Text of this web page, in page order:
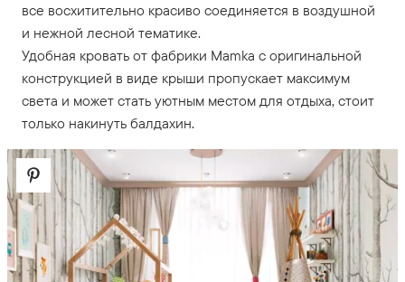
все восхитительно красиво соединяется в воздушной
и нежной лесной тематике.
Удобная кровать от фабрики Mamka с оригинальной
конструкцией в виде крыши пропускает максимум
света и может стать уютным местом для отдыха, стоит
только накинуть балдахин.